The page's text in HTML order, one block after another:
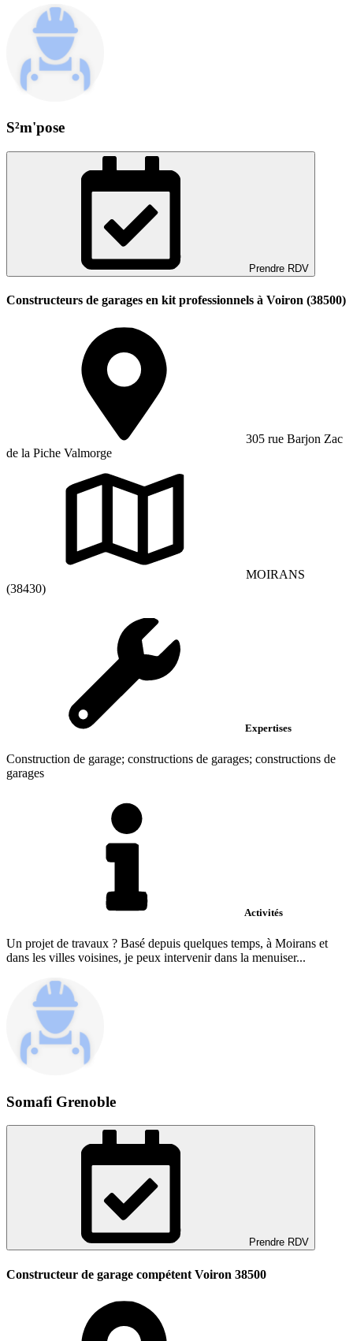
S²m'pose
Prendre RDV
Constructeurs de garages en kit professionnels à Voiron (38500)
305 rue Barjon Zac
de la Piche Valmorge
MOIRANS
(38430)
Expertises
Construction de garage; constructions de garages; constructions de
garages
Activités
Un projet de travaux ? Basé depuis quelques temps, à Moirans et
dans les villes voisines, je peux intervenir dans la menuiser...
Somafi Grenoble
Prendre RDV
Constructeur de garage compétent Voiron 38500